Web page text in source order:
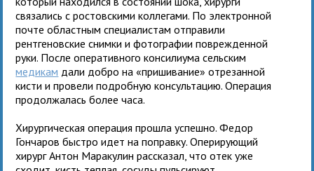
связались с ростовскими коллегами. По электронной
почте областным специалистам отправили
рентгеновские снимки и фотографии поврежденной
руки. После оперативного консилиума сельским
медикам дали добро на «пришивание» отрезанной
кисти и провели подробную консультацию. Операция
продолжалась более часа.
Хирургическая операция прошла успешно. Федор
Гончаров быстро идет на поправку. Оперирующий
хирург Антон Маракулин рассказал, что отек уже